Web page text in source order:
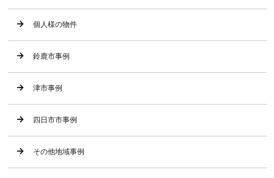
個人様の物件
鈴鹿市事例
津市事例
四日市市事例
その他地域事例